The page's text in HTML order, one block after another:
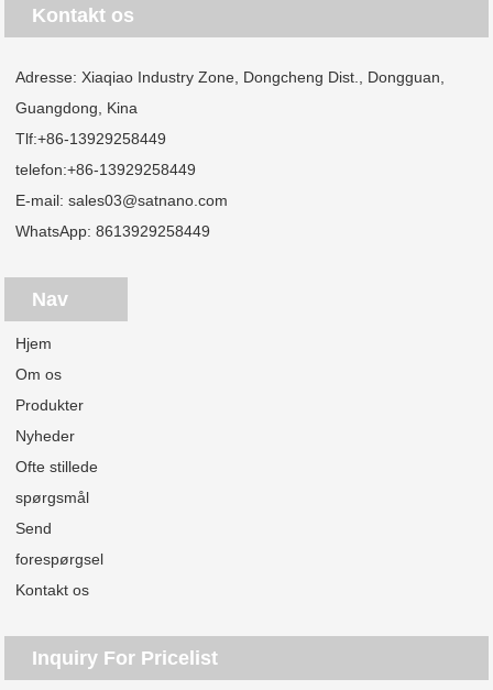
Kontakt os
Adresse: Xiaqiao Industry Zone, Dongcheng Dist., Dongguan,
Guangdong, Kina
Tlf:+86-13929258449
telefon:+86-13929258449
E-mail:sales03@satnano.com
WhatsApp:8613929258449
Nav
Hjem
Om os
Produkter
Nyheder
Ofte stillede
spørgsmål
Send
forespørgsel
Kontakt os
Inquiry For Pricelist